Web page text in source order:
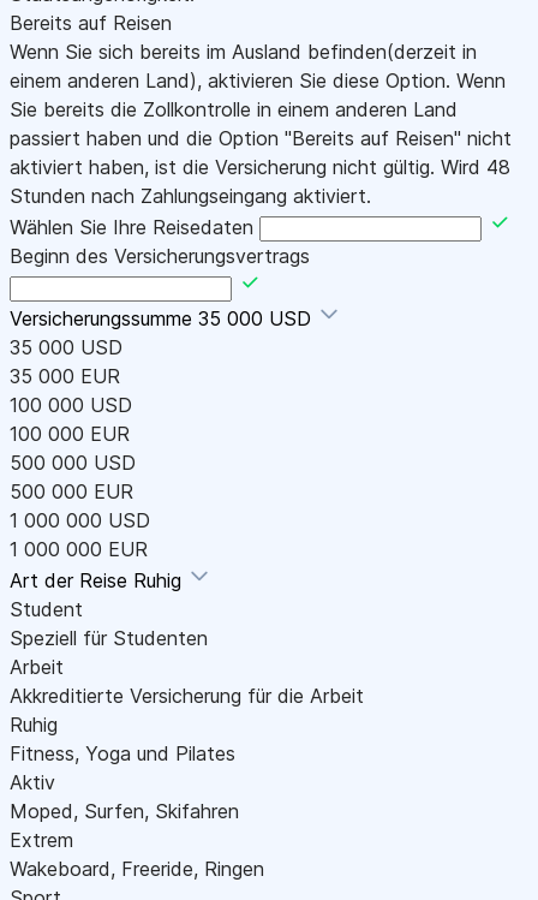
Bereits auf Reisen
Wenn Sie sich bereits im Ausland befinden(derzeit in
einem anderen Land), aktivieren Sie diese Option. Wenn
Sie bereits die Zollkontrolle in einem anderen Land
passiert haben und die Option "Bereits auf Reisen" nicht
aktiviert haben, ist die Versicherung nicht gültig. Wird 48
Stunden nach Zahlungseingang aktiviert.
Wählen Sie Ihre Reisedaten
Beginn des Versicherungsvertrags
Versicherungssumme 35 000 USD
35 000 USD
35 000 EUR
100 000 USD
100 000 EUR
500 000 USD
500 000 EUR
1 000 000 USD
1 000 000 EUR
Art der Reise Ruhig
Student
Speziell für Studenten
Arbeit
Akkreditierte Versicherung für die Arbeit
Ruhig
Fitness, Yoga und Pilates
Aktiv
Moped, Surfen, Skifahren
Extrem
Wakeboard, Freeride, Ringen